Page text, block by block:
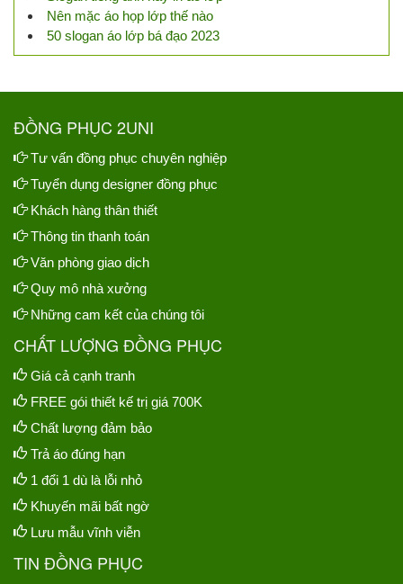
Nên mặc áo họp lớp thế nào
50 slogan áo lớp bá đạo 2023
ĐỒNG PHỤC 2UNI
Tư vấn đồng phục chuyên nghiệp
Tuyển dụng designer đồng phục
Khách hàng thân thiết
Thông tin thanh toán
Văn phòng giao dịch
Quy mô nhà xưởng
Những cam kết của chúng tôi
CHẤT LƯỢNG ĐỒNG PHỤC
Giá cả cạnh tranh
FREE gói thiết kế trị giá 700K
Chất lượng đảm bảo
Trả áo đúng hạn
1 đổi 1 dù là lỗi nhỏ
Khuyến mãi bất ngờ
Lưu mẫu vĩnh viễn
TIN ĐỒNG PHỤC